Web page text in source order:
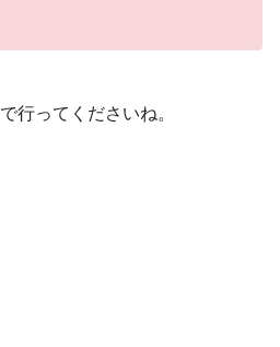
行ってくださいね。